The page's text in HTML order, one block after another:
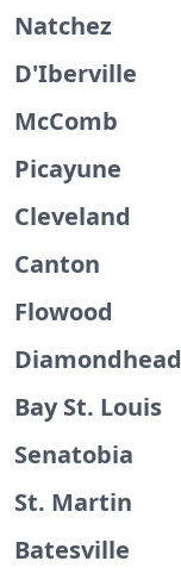
Natchez
D'Iberville
McComb
Picayune
Cleveland
Canton
Flowood
Diamondhead
Bay St. Louis
Senatobia
St. Martin
Batesville